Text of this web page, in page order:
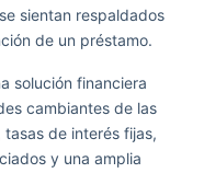
sientan respaldados
de un préstamo.
solución financiera
cambiantes de las
de interés fijas,
y una amplia